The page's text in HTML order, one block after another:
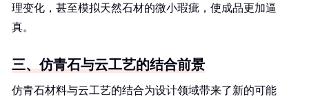
理变化，甚至模拟天然石材的微小瑕疵，使成品更加逼
真。
三、仿青石与云工艺的结合前景
仿青石材料与云工艺的结合为设计领域带来了新的可能